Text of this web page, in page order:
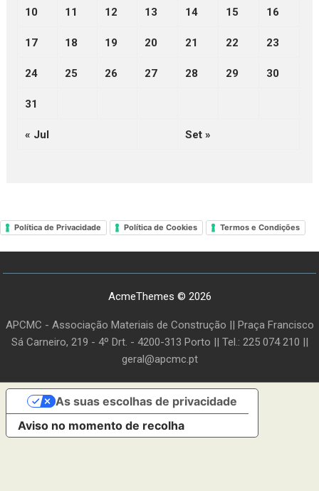
10 11 12 13 14 15 16
17 18 19 20 21 22 23
24 25 26 27 28 29 30
31
« Jul Set »
Política de Privacidade Política de Cookies Termos e Condições
AcmeThemes © 2026
APCMC - Associação Materiais de Construção || Praça Francisco
Sá Carneiro, 219 - 4º Drt. - 4200-313 Porto || Tel.: 225 074 210 ||
geral@apcmc.pt
Aviso no momento de recolha
As suas escolhas de privacidade